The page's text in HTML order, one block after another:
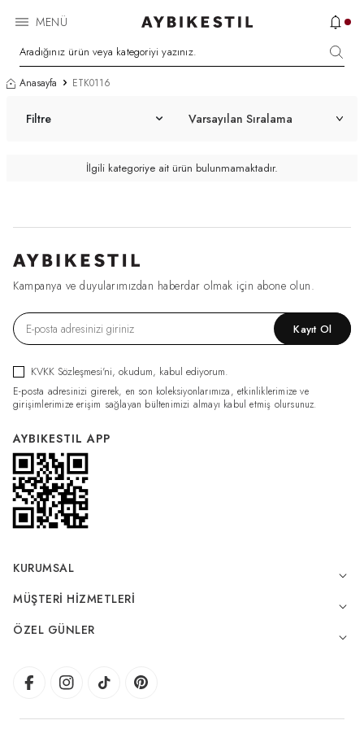
MENÜ
Anasayfa ETK0116
Filtre
İlgili kategoriye ait ürün bulunmamaktadır.
Kampanya ve duyularımızdan haberdar olmak için abone olun.
Kayıt Ol
KVKK Sözleşmesi'ni, okudum, kabul ediyorum.
E-posta adresinizi girerek, en son koleksiyonlarımıza, etkinliklerimize ve
girişimlerimize erişim sağlayan bültenimizi almayı kabul etmiş olursunuz.
AYBIKESTIL APP
KURUMSAL
MÜŞTERI HIZMETLERI
ÖZEL GÜNLER